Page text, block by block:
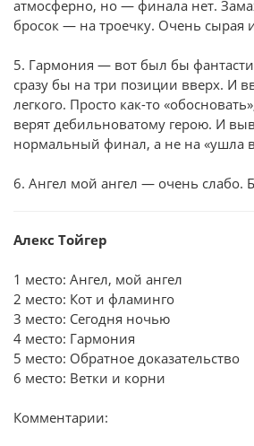
атмосферно, но — финала нет.
бросок — на троечку. Очень сырая
5. Гармония — вот был бы
сразу бы на три позиции вверх. И
легкого. Просто как-то
верят дебильноватому герою. И
нормальный финал, а не на «ушла в
6. Ангел мой ангел — очень слабо.
Алекс Тойгер
1 место: Ангел, мой ангел
2 место: Кот и фламинго
3 место: Сегодня ночью
4 место: Гармония
5 место: Обратное доказательство
6 место: Ветки и корни
Комментарии: